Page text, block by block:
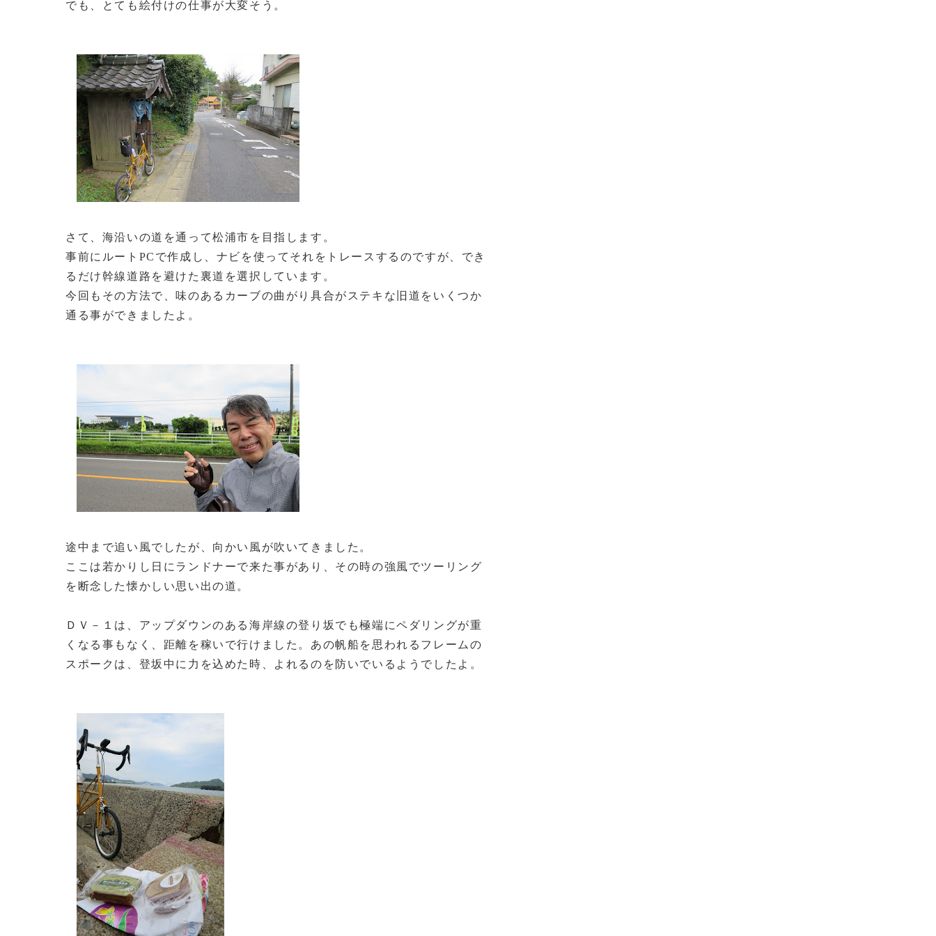
でも、とても絵付けの仕事が大変そう。
さて、海沿いの道を通って松浦市を目指します。
事前にルートPCで作成し、ナビを使ってそれをトレースするのですが、でき
るだけ幹線道路を避けた裏道を選択しています。
今回もその方法で、味のあるカーブの曲がり具合がステキな旧道をいくつか
通る事ができましたよ。
途中まで追い風でしたが、向かい風が吹いてきました。
ここは若かりし日にランドナーで来た事があり、その時の強風でツーリング
を断念した懐かしい思い出の道。
ＤＶ－１は、アップダウンのある海岸線の登り坂でも極端にペダリングが重
くなる事もなく、距離を稼いで行けました。あの帆船を思われるフレームの
スポークは、登坂中に力を込めた時、よれるのを防いでいるようでしたよ。